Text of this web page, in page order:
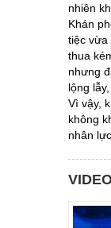
nhiên
Khán
tiệc vừa
thua
nhưng
lộng
Vì vậy,
không
nhân